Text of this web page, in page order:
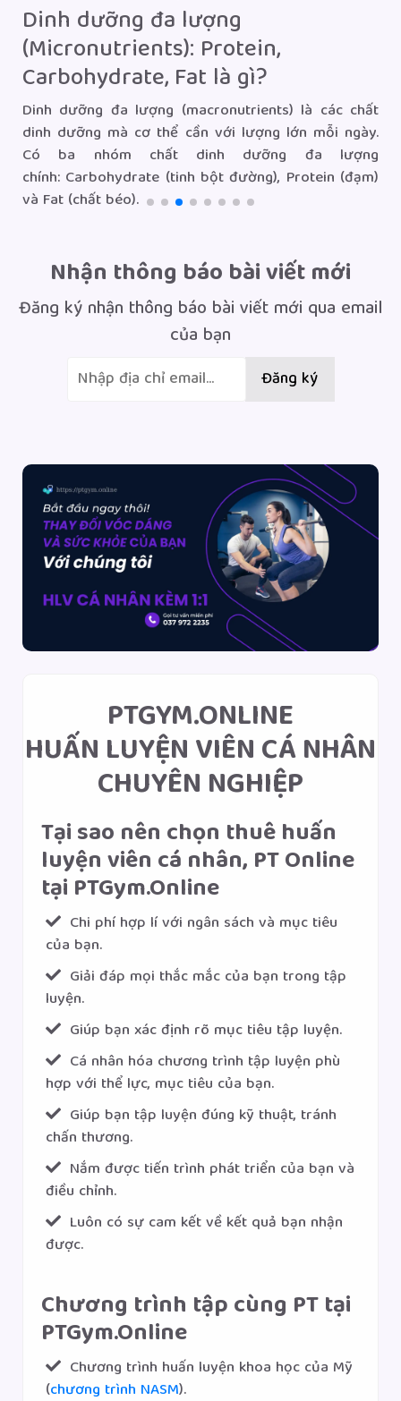
Dinh dưỡng đa lượng
(Micronutrients): Protein,
Carbohydrate, Fat là gì?
Dinh dưỡng đa lượng (macronutrients) là các chất
dinh dưỡng mà cơ thể cần với lượng lớn mỗi ngày.
Có ba nhóm chất dinh dưỡng đa lượng
chính: Carbohydrate (tinh bột đường), Protein (đạm)
và Fat (chất béo).
Nhận thông báo bài viết mới
Đăng ký nhận thông báo bài viết mới qua email
của bạn
PTGYM.ONLINE
HUẤN LUYỆN VIÊN CÁ NHÂN
CHUYÊN NGHIỆP
Tại sao nên chọn thuê huấn
luyện viên cá nhân, PT Online
tại PTGym.Online
Chi phí hợp lí với ngân sách và mục tiêu
của bạn.
Giải đáp mọi thắc mắc của bạn trong tập
luyện.
Giúp bạn xác định rõ mục tiêu tập luyện.
Cá nhân hóa chương trình tập luyện phù
hợp với thể lực, mục tiêu của bạn.
Giúp bạn tập luyện đúng kỹ thuật, tránh
chấn thương.
Nắm được tiến trình phát triển của bạn và
điều chỉnh.
Luôn có sự cam kết về kết quả bạn nhận
được.
Chương trình tập cùng PT tại
PTGym.Online
Chương trình huấn luyện khoa học của Mỹ
(chương trình NASM).